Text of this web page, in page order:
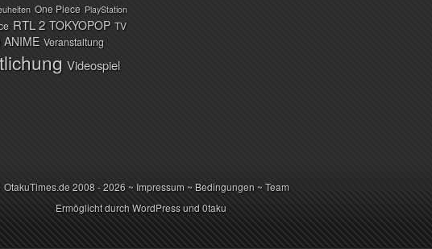
One Piece PlayStation
RTL 2 TOKYOPOP TV
ANIME Veranstaltung
Videospiel
OtakuTimes.de2008 - 2026 ~ Impressum ~ Bedingungen ~Team
Ermöglicht durchWordPressund 0taku